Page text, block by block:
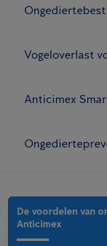
Vogeloverlast
Anticimex
De voordelen van
Anticimex